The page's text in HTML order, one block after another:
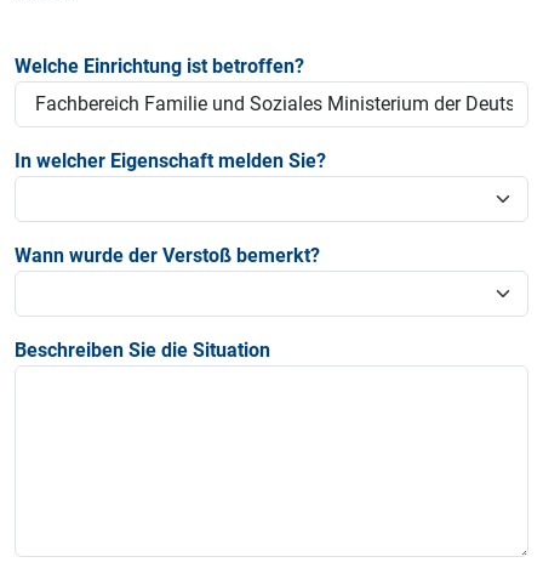
Welche Einrichtung ist betroffen?
In welcher Eigenschaft melden Sie?
Wann wurde der Verstoß bemerkt?
Beschreiben Sie die Situation